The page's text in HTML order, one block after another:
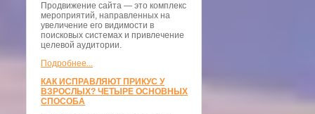
Продвижение сайта — это комплекс
мероприятий, направленных на
увеличение его видимости в
поисковых системах и привлечение
целевой аудитории.
Подробнее...
КАК ИСПРАВЛЯЮТ ПРИКУС У
ВЗРОСЛЫХ? ЧЕТЫРЕ ОСНОВНЫХ
СПОСОБА